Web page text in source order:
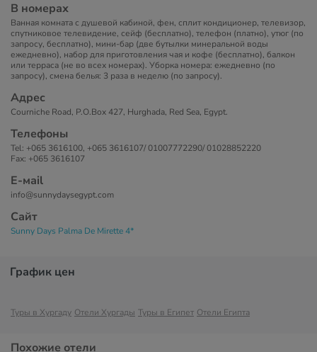
В номерах
Ванная комната с душевой кабиной, фен, сплит кондиционер, телевизор,
спутниковое телевидение, сейф (бесплатно), телефон (платно), утюг (по
запросу, бесплатно), мини-бар (две бутылки минеральной воды
ежедневно), набор для приготовления чая и кофе (бесплатно), балкон
или терраса (не во всех номерах). Уборка номера: ежедневно (по
запросу), смена белья: 3 раза в неделю (по запросу).
Адрес
Courniche Road, P.O.Box 427, Hurghada, Red Sea, Egypt.
Телефоны
Tel: +065 3616100, +065 3616107/ 01007772290/ 01028852220
Fax: +065 3616107
Е-маil
info@sunnydaysegypt.com
Сайт
Sunny Days Palma De Mirette 4*
График цен
Туры в Хургаду Отели Хургады Туры в Египет Отели Египта
Похожие отели